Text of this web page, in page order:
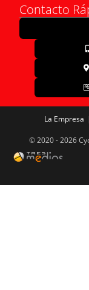
Contacto
La Empresa
© 2020 - 2026